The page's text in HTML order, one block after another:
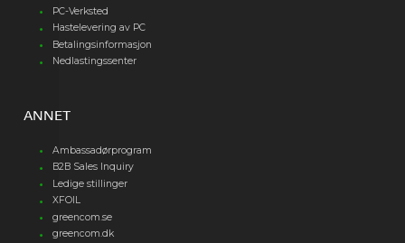
PC-Verksted
Hastelevering av PC
Betalingsinformasjon
Nedlastingssenter
ANNET
Ambassadørprogram
B2B Sales Inquiry
Ledige stillinger
XFOIL
greencom.se
greencom.dk